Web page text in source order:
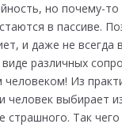
но почему-то
в пассиве.
и даже не
различных
Из
человек выбирает
страшного. Так